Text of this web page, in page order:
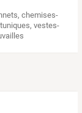
,chemises-
tuniques,vestes-